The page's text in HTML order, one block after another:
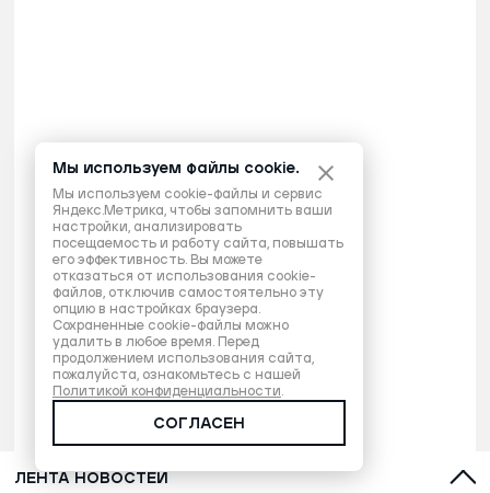
ЛЕНТА НОВОСТЕЙ
Мы используем файлы cookie.
Мы используем cookie-файлы и сервис
Яндекс.Метрика, чтобы запомнить ваши
настройки, анализировать
посещаемость и работу сайта, повышать
его эффективность. Вы можете
отказаться от использования cookie-
файлов, отключив самостоятельно эту
опцию в настройках браузера.
Сохраненные cookie-файлы можно
удалить в любое время. Перед
продолжением использования сайта,
пожалуйста, ознакомьтесь с нашей
Политикой конфиденциальности.
СОГЛАСЕН